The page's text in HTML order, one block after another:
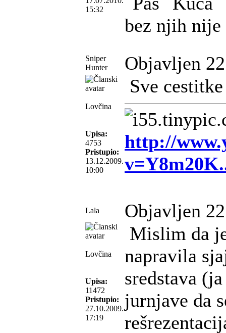
15:32
bez njih
Sniper
Hunter
Objavljen
Lovčina
Upisa:
4753
Pristupio:
13.12.2009.
10:00
Sve
http://
Lala Objavljen
Lovčina
Upisa:
11472
Pristupio:
27.10.2009.
17:19
Mislim da
napravila
sredstava
jurnjave da